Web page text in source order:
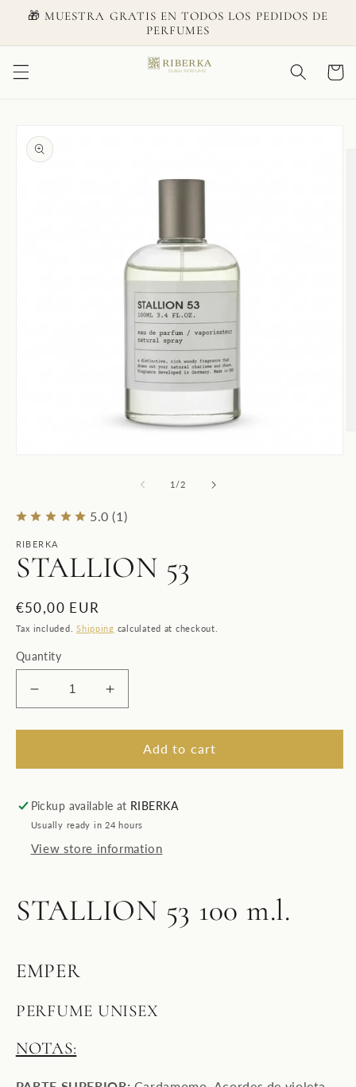
Skip to
content
🎁 MUESTRA GRATIS EN TODOS LOS PEDIDOS DE
PERFUMES
Cart
product
information
1 /of
2
5.0 (1)
RIBERKA
STALLION 53
Regular
price
€50,00 EUR
Tax included.Shipping calculated at checkout.
Quantity
Decrease
quantity
for
53
Increase
quantity
for
STALLION
53
Add to cart
Pickup available at RIBERKA
Usually ready in 24 hours
View store information
STALLION 53 100 m.l.
EMPER
PERFUME UNISEX
NOTAS: